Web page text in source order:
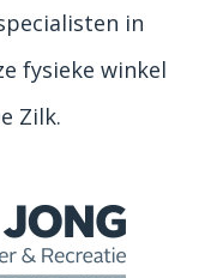
in
fysieke winkel
Zilk.